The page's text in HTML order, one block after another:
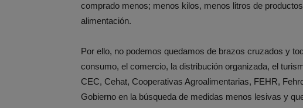
comprado menos; menos kilos, menos litros de
alimentación.
Por ello, no podemos quedamos de brazos cruzados y
consumo, el comercio, la distribución organizada, el
CEC, Cehat, Cooperativas Agroalimentarias, FEHR,
Gobierno en la búsqueda de medidas menos lesivas y